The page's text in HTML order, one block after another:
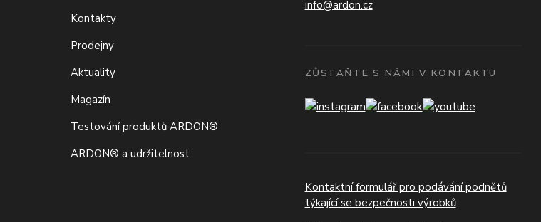
Kontakty
Prodejny
Aktuality
Magazín
Testování produktů ARDON®
ARDON® a udržitelnost
info@ardon.cz
ZŮSTAŇTE S NÁMI V KONTAKTU
Kontaktní formulář pro podávání podnětů
týkající se bezpečnosti výrobků